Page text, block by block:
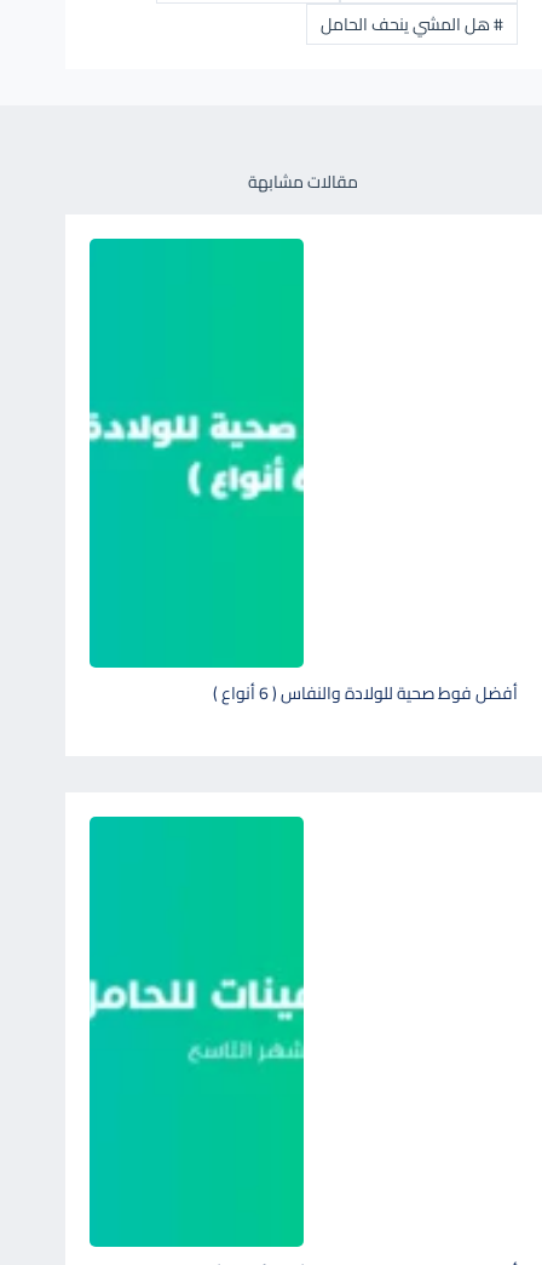
#هل المشي ينحف الحامل
مقالات مشابهة
أفضل فوط صحية للولادة والنفاس ( 6 أنواع )